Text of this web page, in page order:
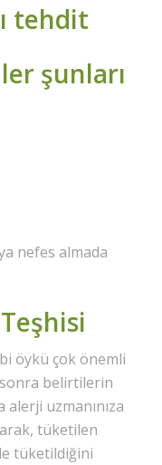
tehdit
şunları
nefes almada
öykü çok önemli
belirtilerin
uzmanınıza
tüketilen
tüketildiğini